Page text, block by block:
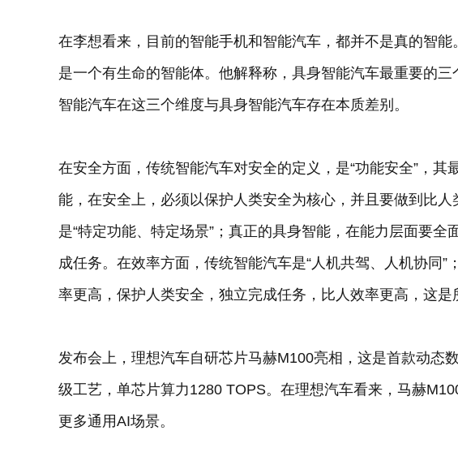
在李想看来，目前的智能手机和智能汽车，都并不是真的智能
是一个有生命的智能体。他解释称，具身智能汽车最重要的
智能汽车在这三个维度与具身智能汽车存在本质差别。
在安全方面，传统智能汽车对安全的定义，是“功能安全”，
能，在安全上，必须以保护人类安全为核心，并且要做到比
是“特定功能、特定场景”；真正的具身智能，在能力层面要
成任务。在效率方面，传统智能汽车是“人机共驾、人机协同
率更高，保护人类安全，独立完成任务，比人效率更高，这是
发布会上，理想汽车自研芯片马赫M100亮相，这是首款动态
级工艺，单芯片算力1280 TOPS。在理想汽车看来，马赫
更多通用AI场景。